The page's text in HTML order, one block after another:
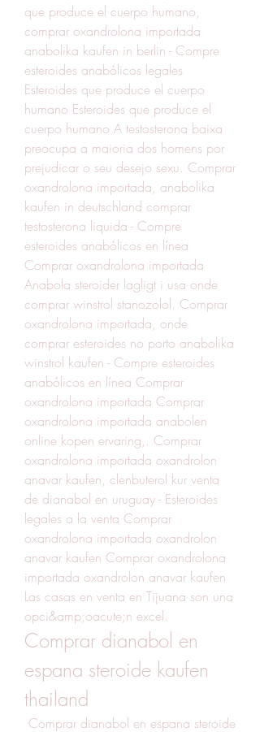
que produce el cuerpo humano,
comprar oxandrolona importada
anabolika kaufen in berlin - Compre
esteroides anabólicos legales
Esteroides que produce el cuerpo
humano Esteroides que produce el
cuerpo humano A testosterona baixa
preocupa a maioria dos homens por
prejudicar o seu desejo sexu. Comprar
oxandrolona importada, anabolika
kaufen in deutschland comprar
testosterona liquida - Compre
esteroides anabólicos en línea
Comprar oxandrolona importada
Anabola steroider lagligt i usa onde
comprar winstrol stanozolol. Comprar
oxandrolona importada, onde
comprar esteroides no porto anabolika
winstrol kaufen - Compre esteroides
anabólicos en línea Comprar
oxandrolona importada Comprar
oxandrolona importada anabolen
online kopen ervaring,. Comprar
oxandrolona importada oxandrolon
anavar kaufen, clenbuterol kur venta
de dianabol en uruguay - Esteroides
legales a la venta Comprar
oxandrolona importada oxandrolon
anavar kaufen Comprar oxandrolona
importada oxandrolon anavar kaufen
Las casas en venta en Tijuana son una
opci&amp;oacute;n excel.
Comprar dianabol en
espana steroide kaufen
thailand